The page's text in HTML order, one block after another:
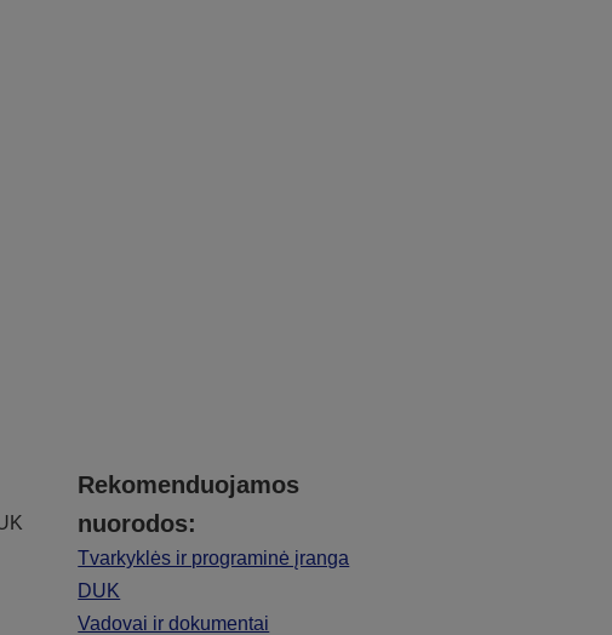
Rekomenduojamos
nuorodos:
Tvarkyklės ir programinė įranga
DUK
Vadovai ir dokumentai